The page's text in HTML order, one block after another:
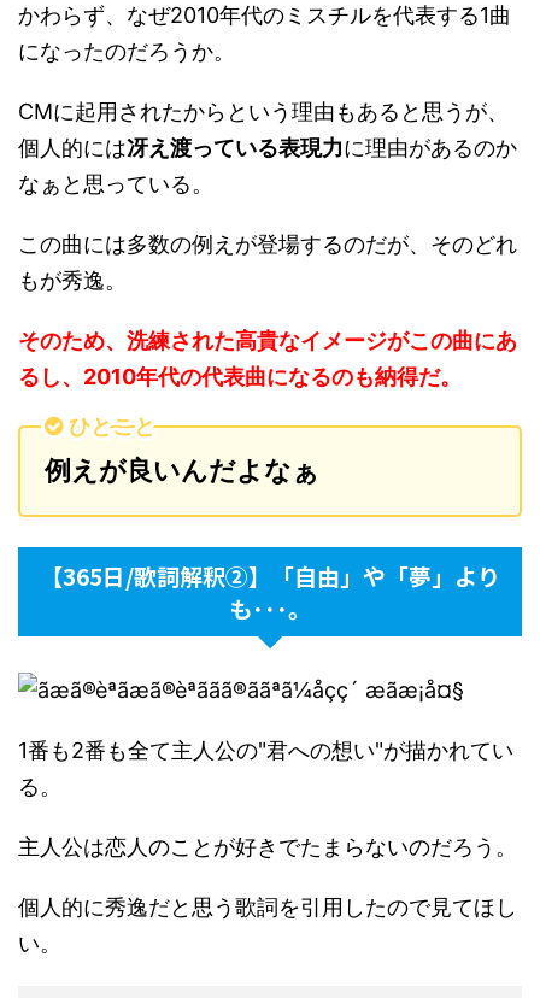
かわらず、なぜ2010年代のミスチルを代表する1曲
になったのだろうか。
CMに起用されたからという理由もあると思うが、
個人的には冴え渡っている表現力に理由があるのか
なぁと思っている。
この曲には多数の例えが登場するのだが、そのどれ
もが秀逸。
そのため、洗練された高貴なイメージがこの曲にあ
るし、2010年代の代表曲になるのも納得だ。
ひとこと
例えが良いんだよなぁ
【365日/歌詞解釈②】「自由」や「夢」より
も･･･。
1番も2番も全て主人公の"君への想い"が描かれてい
る。
主人公は恋人のことが好きでたまらないのだろう。
個人的に秀逸だと思う歌詞を引用したので見てほし
い。